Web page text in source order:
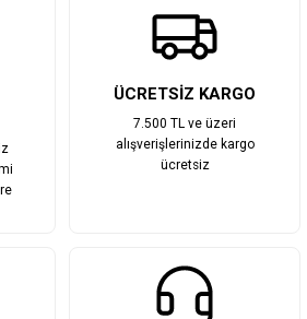
ÜCRETSİZ KARGO
7.500 TL ve üzeri
alışverişlerinizde kargo
ücretsiz